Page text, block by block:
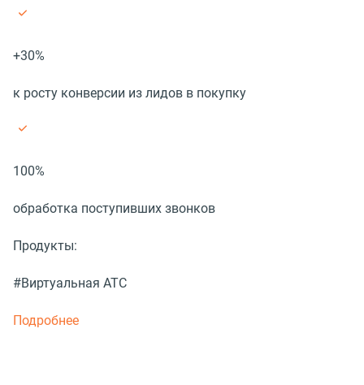
+30%
к росту конверсии из лидов в покупку
100%
обработка поступивших звонков
Продукты:
#Виртуальная АТС
Подробнее